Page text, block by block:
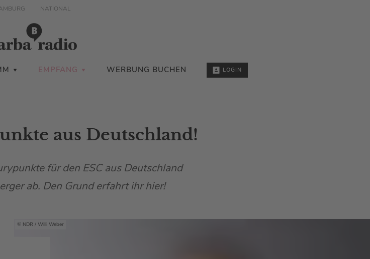
NATIONAL
EMPFANG WERBUNG BUCHEN LOGIN
aus Deutschland!
für den ESC aus Deutschland
ab. Den Grund erfahrt ihr hier!
NDR / Willi Weber